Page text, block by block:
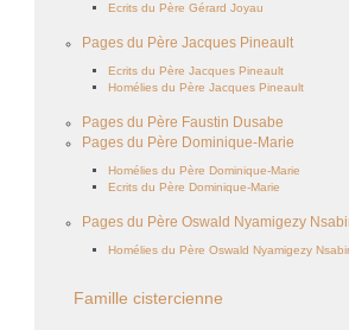
Ecrits du Père Gérard Joyau
Pages du Père Jacques Pineault
Ecrits du Père Jacques Pineault
Homélies du Père Jacques Pineault
Pages du Père Faustin Dusabe
Pages du Père Dominique-Marie
Homélies du Père Dominique-Marie
Ecrits du Père Dominique-Marie
Pages du Père Oswald Nyamigezy
Homélies du Père Oswald Nyamigezy
Famille cistercienne